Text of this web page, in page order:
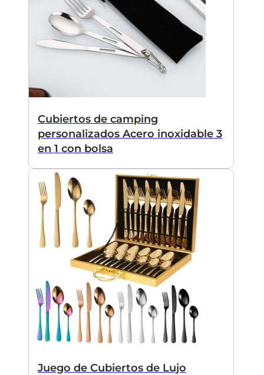
Cubiertos de camping
personalizados Acero inoxidable 3
en 1 con bolsa
Juego de Cubiertos de Lujo